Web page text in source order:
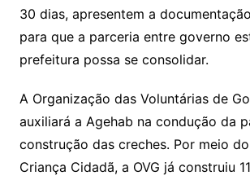
30 dias, apresentem a
para que a parceria entre governo
prefeitura possa se consolidar.
A Organização das Voluntárias de
auxiliará a Agehab na condução da
construção das creches. Por meio
Criança Cidadã, a OVG já construiu